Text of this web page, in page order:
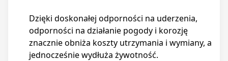
Dzięki doskonałej odporności na uderzenia,
odporności na działanie pogody i korozję
znacznie obniża koszty utrzymania i wymiany, a
jednocześnie wydłuża żywotność.